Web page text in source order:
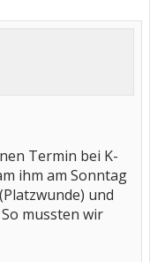
Termin bei K-
ihm am Sonntag
und
So mussten wir